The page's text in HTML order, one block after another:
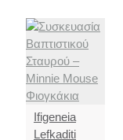
Ifigeneia
Lefkaditi